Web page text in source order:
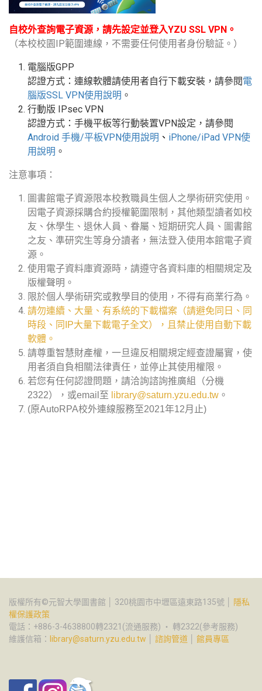
自校外查詢電子資源，請先設定並登入YZU SSL VPN。
（本校校園IP範圍連線，不需要任何使用者身份驗証。）
電腦版GPP
認證方式：連線軟體請使用者自行下載安裝，請參閱電
腦版SSL VPN使用說明 。
行動版
IPsec VPN
認證方式：手機平板等行動裝置VPN設定 ，請參閱
Android 手機/平板VPN使用說明 、 iPhone/iPad VPN使
用說明 。
注意事項：
圖書館電子資源限本校教職員生個人之學術研究使用。
因電子資源採購合約授權範圍限制，其他類型讀者如校
友、休學生、退休人員、眷屬、短期研究人員、圖書館
之友、準研究生等身分讀者，無法登入使用本館電子資
源。
使用電子資料庫資源時，請遵守各資料庫的相關規定及
版權聲明。
限於個人學術研究或教學目的使用，不得有商業行為。
請勿連續、大量、有系統的下載檔案（請避免同日、同
時段、同IP大量下載電子全文），且禁止使用自動下載
軟體。
請尊重智慧財產權，一旦違反相關規定經查證屬實，使
用者須自負相關法律責任，並停止其使用權限。
若您有任何認證問題，請洽詢諮詢推廣組（分機
2322），或email至 library@saturn.yzu.edu.tw 。
(原AutoRPA校外連線服務至2021年12月止)
版權所有©元智大學圖書館 │ 320桃園市中壢區遠東路135號 │
隱私
權保護政策
電話：+886-3-4638800轉2321(流通服務) ‧ 轉2322(參考服務)
維護信箱： library@saturn.yzu.edu.tw 諮詢管道 館員專區